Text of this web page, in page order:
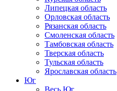
Липецкая область
Орловская область
Рязанская область
Смоленская область
Тамбовская область
Тверская область
Тульская область
Ярославская область
Юг
Весь Юг